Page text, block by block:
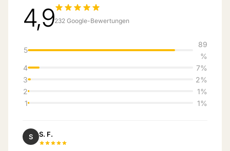
4,9232 Google-Bewertungen
5
89
%
4
7%
3
2%
2
1%
1
1%
S S. F.